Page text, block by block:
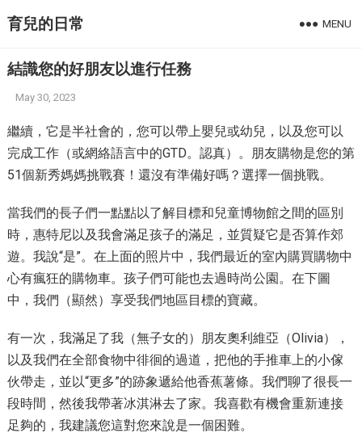
育兒的日常 MENU
結識您的好朋友以進行任務
May 30, 2023
繼續，它是半社會的，您可以帶上嬰兒或幼兒，以及您可以
完成工作（或網絡語言中的GTD。認真）。朋友購物是您的第
51個新秀媽媽挑戰賽！還沒有準備好嗎？選擇一個挑戰。
當我們的長子們一點點以了解目標和兒童博物館之間的區別
時，惠特尼以及我會滿足孩子的滿足，並質疑它是否算作郊
遊。我說“是”。在上面的照片中，我們最近的室內購買購物中
心有瘋狂的購物車。孩子們可能也去過時尚公園。在下圖
中，我們（顯然）享受我們地區目標的寶藏。
有一次，我滿足了我（無子女的）朋友奧利維亞（Olivia），
以及我們在全部食物中徘徊的過道，把他的手推車上的小傢
伙帶走，並以“更多”的跡象遞給他香蕉薯條。我們聊了很長一
段時間，然後我帶著冰淇淋去了家。我喜歡有機會重新連接
足夠的，我建議您這對您來說是一個困難。